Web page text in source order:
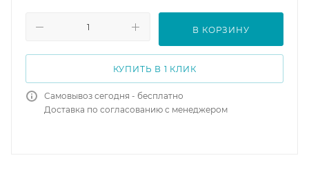
В КОРЗИНУ
КУПИТЬ В 1 КЛИК
Самовывоз сегодня - бесплатно
Доставка по согласованию с менеджером